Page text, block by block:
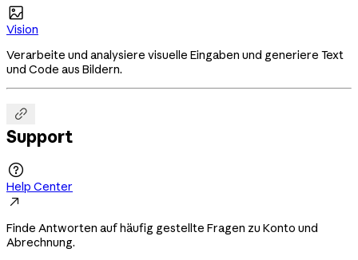

Vision
Verarbeite und analysiere visuelle Eingaben und generiere Text
und Code aus Bildern.

Support

Help Center

Finde Antworten auf häufig gestellte Fragen zu Konto und
Abrechnung.